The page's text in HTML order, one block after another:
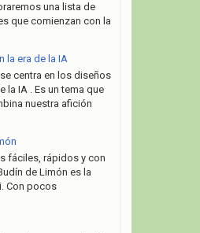
una lista de
que comienzan con la
la era de la IA
centra en los diseños
la IA . Es un tema que
nuestra afición
fáciles, rápidos y con
de Limón es la
Con pocos